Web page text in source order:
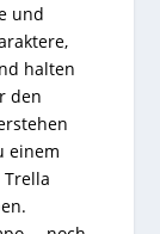
und
halten
den
einem
Trella